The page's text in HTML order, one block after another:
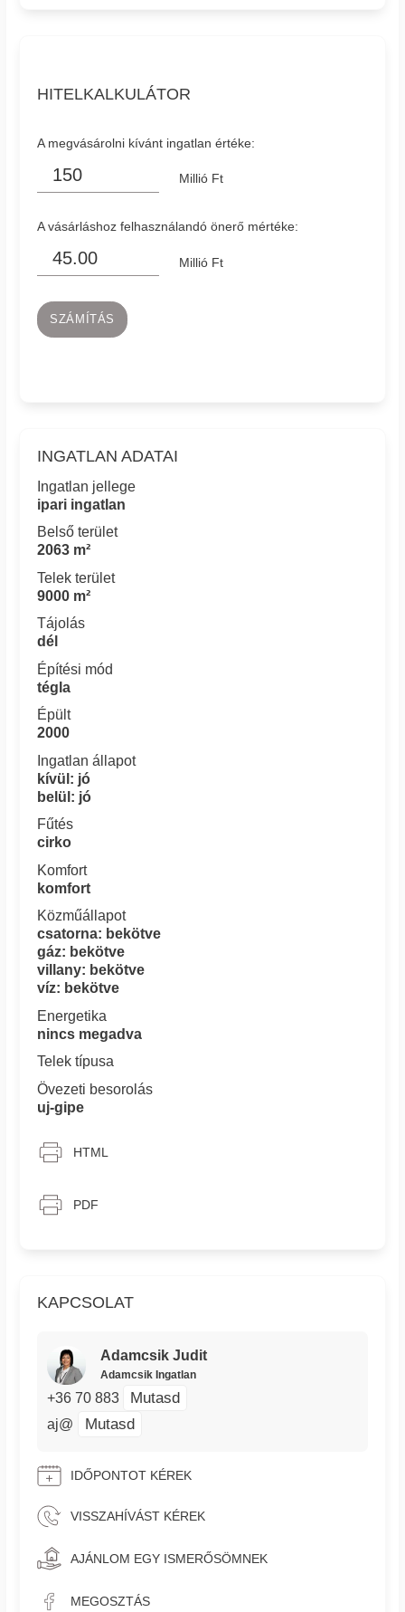
HITELKALKULÁTOR
A megvásárolni kívánt ingatlan értéke:
Millió Ft
A vásárláshoz felhasználandó önerő mértéke:
Millió Ft
SZÁMÍTÁS
KAPCSOLAT
Adamcsik Judit
Adamcsik Ingatlan
+36 70 883 Mutasd
aj@ Mutasd
IDŐPONTOT KÉREK
VISSZAHÍVÁST KÉREK
AJÁNLOM EGY ISMERŐSÖMNEK
MEGOSZTÁS
INGATLAN ADATAI
Ingatlan jellege
ipari ingatlan
Belső terület
2063 m²
Telek terület
9000 m²
Tájolás
dél
Építési mód
tégla
Épült
2000
Ingatlan állapot
kívül: jó
belül: jó
Fűtés
cirko
Komfort
komfort
Közműállapot
csatorna: bekötve
gáz: bekötve
villany: bekötve
víz: bekötve
Energetika
nincs megadva
Telek típusa
Övezeti besorolás
uj-gipe
HTML
PDF